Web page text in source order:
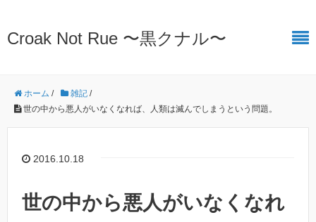
Croak Not Rue 〜黒クナル〜
ホーム / 雑記 /
世の中から悪人がいなくなれば、人類は滅んでしまうという問題。
2016.10.18
世の中から悪人がいなくなれ